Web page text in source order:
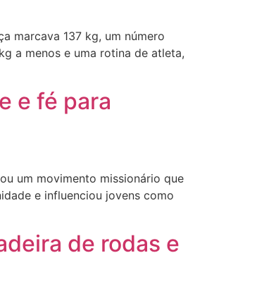
marcava 137 kg, um número
a menos e uma rotina de atleta,
e fé para
um movimento missionário que
e influenciou jovens como
de rodas e